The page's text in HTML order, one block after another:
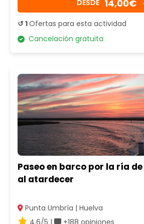
DESDE 14,00€
↺ 1Ofertas para esta actividad
Cancelación gratuita
Paseo en barco por la ría
al atardecer
Punta Umbría | Huelva
4.6/5 |
+188 opiniones